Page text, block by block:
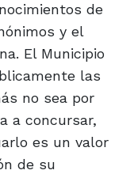
de
y el
El Municipio
las
no sea por
a concursar,
es un valor
de su